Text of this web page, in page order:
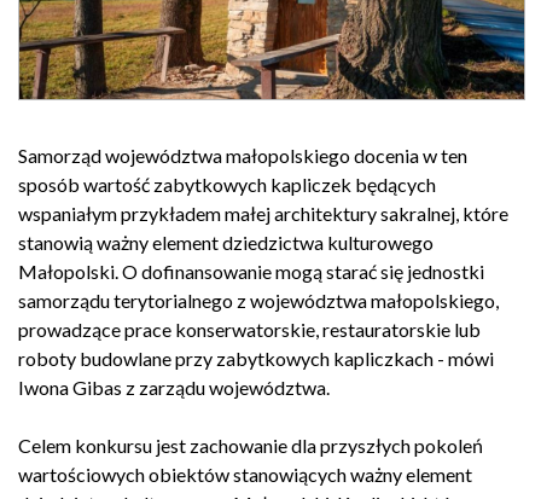
Samorząd województwa małopolskiego docenia w ten
sposób wartość zabytkowych kapliczek będących
wspaniałym przykładem małej architektury sakralnej, które
stanowią ważny element dziedzictwa kulturowego
Małopolski. O dofinansowanie mogą starać się jednostki
samorządu terytorialnego z województwa małopolskiego,
prowadzące prace konserwatorskie, restauratorskie lub
roboty budowlane przy zabytkowych kapliczkach - mówi
Iwona Gibas z zarządu województwa.
Celem konkursu jest zachowanie dla przyszłych pokoleń
wartościowych obiektów stanowiących ważny element